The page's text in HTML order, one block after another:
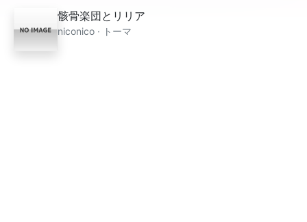
骸骨楽団とリリア
niconico · トーマ